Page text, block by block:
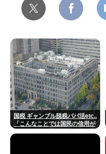
国税 ギャンブル脱税パパ活etc..
「こんなことでは国民の信用が